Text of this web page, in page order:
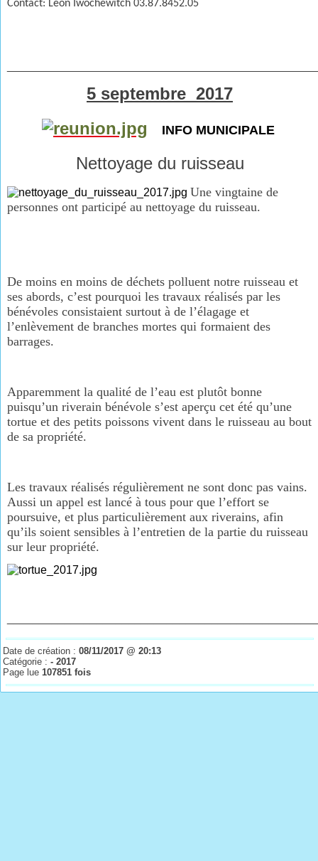
Contact: Léon Iwochewitch 03.87.8452.05
5 septembre 2017
INFO MUNICIPALE
Nettoyage du ruisseau
Une vingtaine de
personnes ont participé au nettoyage du ruisseau.
De moins en moins de déchets polluent notre ruisseau et
ses abords, c’est pourquoi les travaux réalisés par les
bénévoles consistaient surtout à de l’élagage et
l’enlèvement de branches mortes qui formaient des
barrages.
Apparemment la qualité de l’eau est plutôt bonne
puisqu’un riverain bénévole s’est aperçu cet été qu’une
tortue et des petits poissons vivent dans le ruisseau au bout
de sa propriété.
Les travaux réalisés régulièrement ne sont donc pas vains.
Aussi un appel est lancé à tous pour que l’effort se
poursuive, et plus particulièrement aux riverains, afin
qu’ils soient sensibles à l’entretien de la partie du ruisseau
sur leur propriété.
Date de création :08/11/2017 @ 20:13
Catégorie :- 2017
Page lue107851 fois